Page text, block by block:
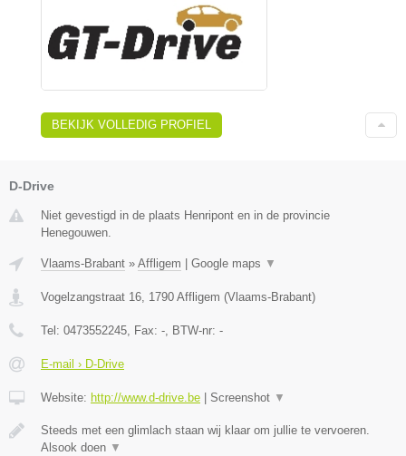
BEKIJK VOLLEDIG PROFIEL
D-Drive
Niet gevestigd in de plaats Henripont en in de provincie
Henegouwen.
Vlaams-Brabant » Affligem Google maps ▼
Vogelzangstraat 16, 1790 Affligem (Vlaams-Brabant)
Tel: 0473552245, Fax: -, BTW-nr: -
E-mail › D-Drive
Website: http://www.d-drive.be Screenshot ▼
Steeds met een glimlach staan wij klaar om jullie te vervoeren.
Alsook doen ▼